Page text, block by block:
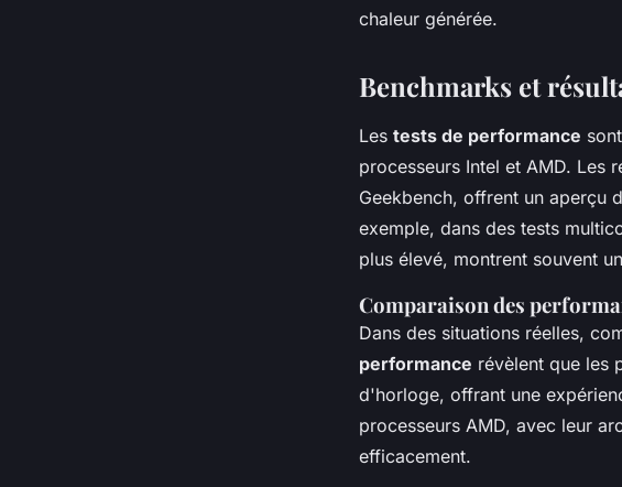
chaleur générée.
Benchmarks et
Les tests de performance
processeurs Intel et AMD. Les
Geekbench, offrent un aperçu
exemple, dans des tests
plus élevé, montrent souvent
Comparaison des
Dans des situations réelles,
performance révèlent que les
d'horloge, offrant une
processeurs AMD, avec leur
efficacement.